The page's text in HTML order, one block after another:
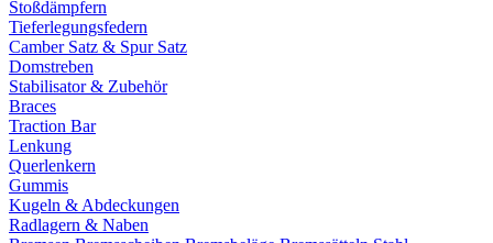
Stoßdämpfern
Tieferlegungsfedern
Camber Satz & Spur Satz
Domstreben
Stabilisator & Zubehör
Braces
Traction Bar
Lenkung
Querlenkern
Gummis
Kugeln & Abdeckungen
Radlagern & Naben